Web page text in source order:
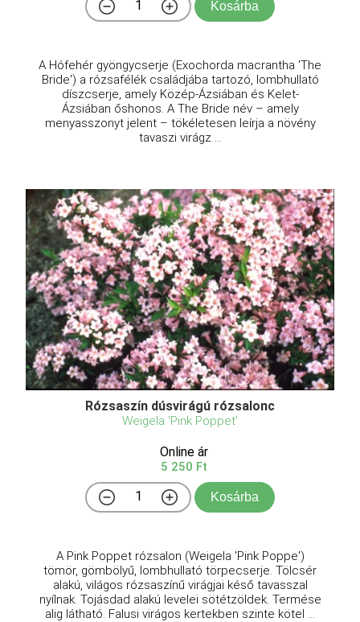
Kosárba
A Hófehér gyöngycserje (Exochorda macrantha 'The
Bride') a rózsafélék családjába tartozó, lombhullató
díszcserje, amely Közép-Ázsiában és Kelet-
Ázsiában őshonos. A The Bride név – amely
menyasszonyt jelent – tökéletesen leírja a növény
tavaszi virágz ...
Rózsaszín dúsvirágú rózsalonc
Weigela 'Pink Poppet'
Online ár
5 250 Ft
Kosárba
A Pink Poppet rózsalon (Weigela 'Pink Poppe')
tömör, gömbölyű, lombhullató törpecserje. Tölcsér
alakú, világos rózsaszínű virágjai késő tavasszal
nyílnak. Tojásdad alakú levelei sötétzöldek. Termése
alig látható. Falusi virágos kertekben szinte kötel ...